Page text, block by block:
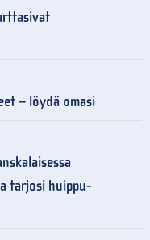
– löydä omasi
tarjosi huippu-